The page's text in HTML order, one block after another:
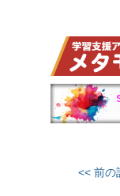
<< 前の